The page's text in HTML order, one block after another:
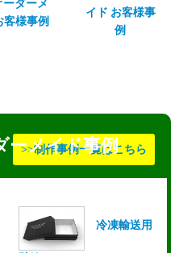
客様事例
イド お客様事
例